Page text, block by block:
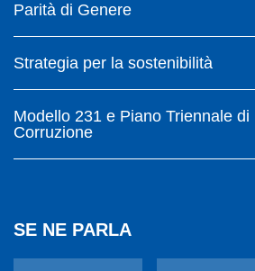
Parità di Genere
Strategia per la sostenibilità
Modello 231 e Piano Triennale
Corruzione
SE NE PARLA